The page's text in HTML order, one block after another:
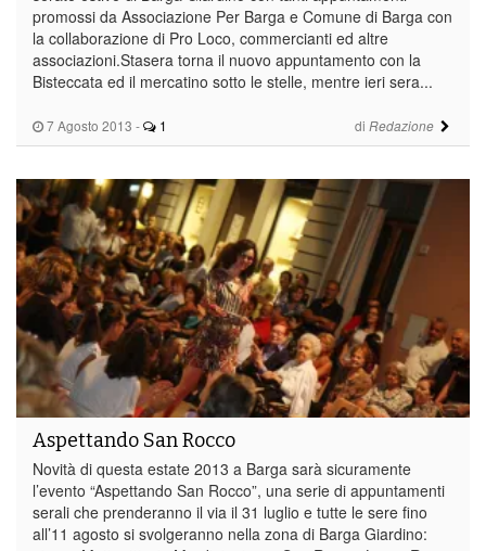
7 Agosto 2013 - 1 di Redazione
promossi da Associazione Per Barga e Comune di Barga con
la collaborazione di Pro Loco, commercianti ed altre
associazioni.Stasera torna il nuovo appuntamento con la
Bisteccata ed il mercatino sotto le stelle, mentre ieri sera...
Aspettando San Rocco
Novità di questa estate 2013 a Barga sarà sicuramente
l’evento “Aspettando San Rocco”, una serie di appuntamenti
serali che prenderanno il via il 31 luglio e tutte le sere fino
all’11 agosto si svolgeranno nella zona di Barga Giardino: